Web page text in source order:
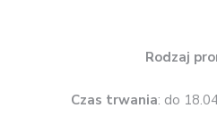
Rodzaj
Czas trwania: do